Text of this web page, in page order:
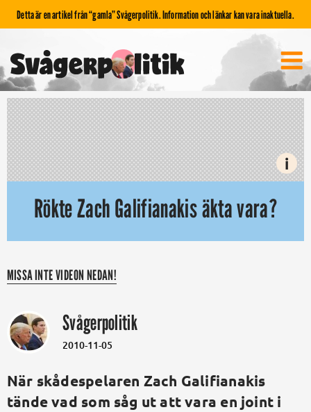
Detta är en artikel från “gamla” Svågerpolitik. Information och länkar kan vara inaktuella.
i
Rökte Zach Galifianakis äkta vara?
MISSA INTE VIDEON NEDAN!
Svågerpolitik
2010-11-05
När skådespelaren Zach Galifianakis
tände vad som såg ut att vara en joint i